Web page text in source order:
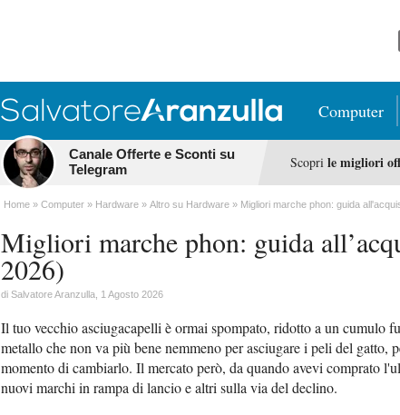
Computer
Canale Offerte e Sconti su
Telegram
Scopri le migliori
Home Computer Hardware Altro su Hardware Migliori marche phon: guida
Migliori marche phon: guida
2026)
di Salvatore Aranzulla , 1 Agosto 2026
Il tuo vecchio asciugacapelli è ormai spompato, ridotto a un cumulo
metallo che non va più bene nemmeno per asciugare i peli del gatto,
momento di cambiarlo. Il mercato però, da quando avevi comprato
nuovi marchi in rampa di lancio e altri sulla via del declino.